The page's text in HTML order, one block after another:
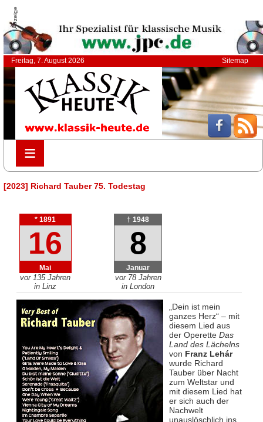
Anzeige
Freitag, 7. August 2026 Sitemap
≡
≡
[2023] Richard Tauber 75. Todestag
* 1891
16
Mai
vor 135 Jahren
in Linz
† 1948
8
Januar
vor 78 Jahren
in London
„Dein ist mein
ganzes Herz“ – mit
diesem Lied aus
der Operette Das
Land des Lächelns
von Franz Lehár
wurde Richard
Tauber über Nacht
zum Weltstar und
mit diesem Lied hat
er sich auch der
Nachwelt
unauslöschlich ins